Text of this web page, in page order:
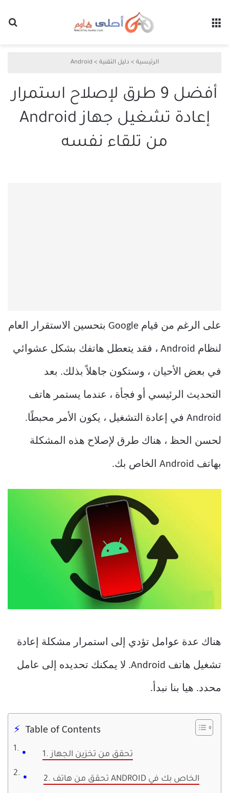
الرئيسية > دليل التقنية >
Android
أفضل 9 طرق لإصلاح استمرار
إعادة تشغيل جهاز Android
من تلقاء نفسه
على الرغم من قيام Google بتحسين الاستقرار العام
لنظام Android ، فقد يتعطل هاتفك بشكل عشوائي
في بعض الأحيان ، وستكون جاهلاً بذلك. بعد
التحديث الرئيسي أو فجأة ، عندما يستمر هاتف
Android في إعادة التشغيل ، يكون الأمر محبطًا.
لحسن الحظ ، هناك طرق لإصلاح هذه المشكلة
بهاتف Android الخاص بك.
هناك عدة عوامل تؤدي إلى استمرار مشكلة إعادة
تشغيل هاتف Android. لا يمكنك تحديده إلى عامل
محدد. هيا بنا نبدأ.
Table of Contents
1. تحقق من تخزين الجهاز
2. تحقق من هاتف ANDROID الخاص بك في